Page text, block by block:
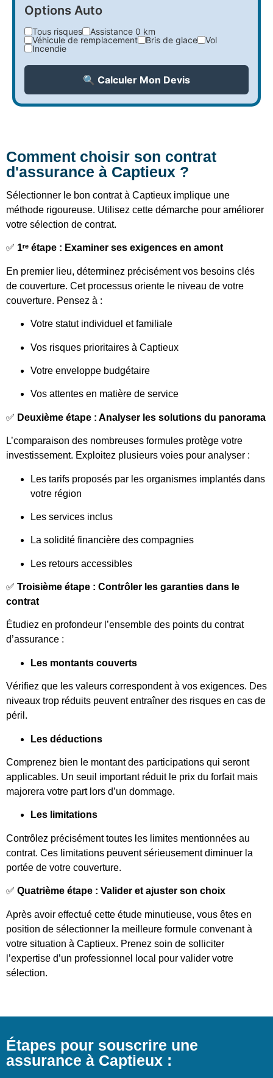
Options Auto
Tous risques
Assistance 0 km
Véhicule de remplacement
Bris de glace
Vol
Incendie
🔍 Calculer Mon Devis
Comment choisir son contrat
d'assurance à Captieux ?
Sélectionner le bon contrat à Captieux implique une
méthode rigoureuse. Utilisez cette démarche pour améliorer
votre sélection de contrat.
✅ 1ʳᵉ étape : Examiner ses exigences en amont
En premier lieu, déterminez précisément vos besoins clés
de couverture. Cet processus oriente le niveau de votre
couverture. Pensez à :
Votre statut individuel et familiale
Vos risques prioritaires à Captieux
Votre enveloppe budgétaire
Vos attentes en matière de service
✅ Deuxième étape : Analyser les solutions du panorama
L’comparaison des nombreuses formules protège votre
investissement. Exploitez plusieurs voies pour analyser :
Les tarifs proposés par les organismes implantés dans
votre région
Les services inclus
La solidité financière des compagnies
Les retours accessibles
✅ Troisième étape : Contrôler les garanties dans le
contrat
Étudiez en profondeur l’ensemble des points du contrat
d’assurance :
Les montants couverts
Vérifiez que les valeurs correspondent à vos exigences. Des
niveaux trop réduits peuvent entraîner des risques en cas de
péril.
Les déductions
Comprenez bien le montant des participations qui seront
applicables. Un seuil important réduit le prix du forfait mais
majorera votre part lors d’un dommage.
Les limitations
Contrôlez précisément toutes les limites mentionnées au
contrat. Ces limitations peuvent sérieusement diminuer la
portée de votre couverture.
✅ Quatrième étape : Valider et ajuster son choix
Après avoir effectué cette étude minutieuse, vous êtes en
position de sélectionner la meilleure formule convenant à
votre situation à Captieux. Prenez soin de solliciter
l’expertise d’un professionnel local pour valider votre
sélection.
Étapes pour souscrire une
assurance à Captieux :